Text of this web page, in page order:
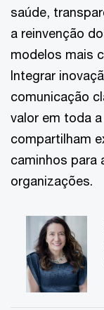
saúde,
a reinvenção
modelos mais
Integrar
comunicação
valor em toda
compartilham
caminhos para
organizações.